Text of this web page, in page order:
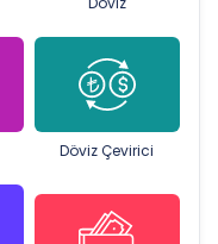
Döviz Çevirici